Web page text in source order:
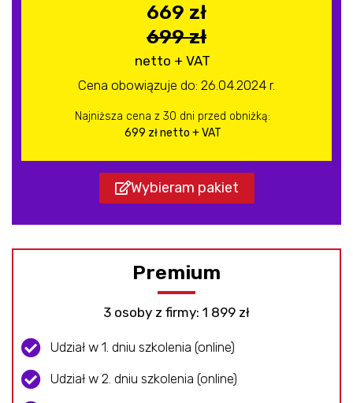
669 zł
699 zł
netto + VAT
Cena obowiązuje do: 26.04.2024 r.
Najniższa cena z 30 dni przed obniżką:
699 zł netto + VAT
Wybieram pakiet
Premium
3 osoby z firmy: 1 899 zł
Udział w 1. dniu szkolenia (online)
Udział w 2. dniu szkolenia (online)